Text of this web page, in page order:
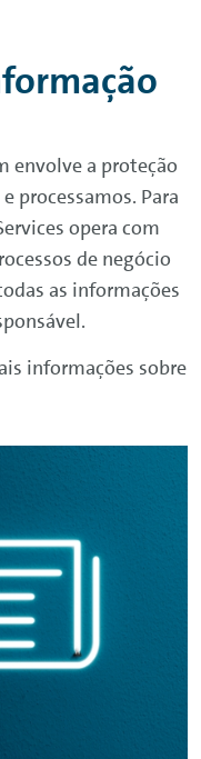
envolve a proteção
processamos. Para
opera com
de negócio
as informações
informações sobre